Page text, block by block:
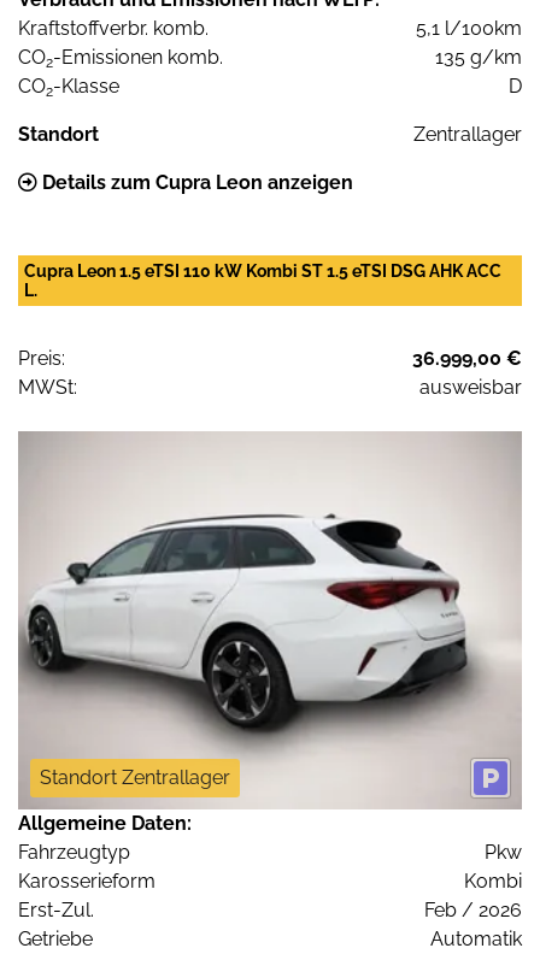
Kraftstoffverbr. komb.
5,1 l/100km
CO2-Emissionen komb.
135 g/km
CO2-Klasse D
Standort Zentrallager
Details zum Cupra Leon anzeigen
Cupra Leon 1.5 eTSI 110 kW Kombi ST 1.5 eTSI DSG AHK ACC
L.
Preis:
36.999,00 €
MWSt:
ausweisbar
Standort Zentrallager
Allgemeine Daten:
Fahrzeugtyp
Pkw
Karosserieform
Kombi
Erst-Zul.
Feb / 2026
Getriebe
Automatik